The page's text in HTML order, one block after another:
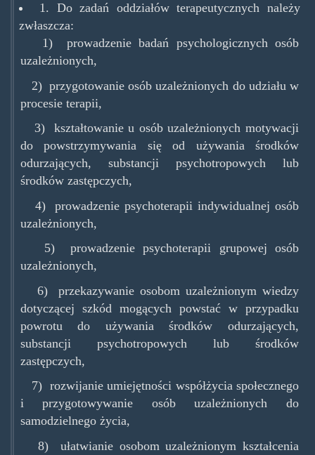
1. Do zadań oddziałów terapeutycznych należy
zwłaszcza:
1) prowadzenie badań psychologicznych osób
uzależnionych,
2) przygotowanie osób uzależnionych do udziału w
procesie terapii,
3) kształtowanie u osób uzależnionych motywacji
do powstrzymywania się od używania środków
odurzających, substancji psychotropowych lub
środków zastępczych,
4) prowadzenie psychoterapii indywidualnej osób
uzależnionych,
5) prowadzenie psychoterapii grupowej osób
uzależnionych,
6) przekazywanie osobom uzależnionym wiedzy
dotyczącej szkód mogących powstać w przypadku
powrotu do używania środków odurzających,
substancji psychotropowych lub środków
zastępczych,
7) rozwijanie umiejętności współżycia społecznego
i przygotowywanie osób uzależnionych do
samodzielnego życia,
8) ułatwianie osobom uzależnionym kształcenia